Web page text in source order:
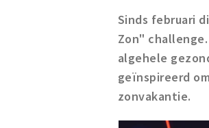
Sinds februari
Zon"
algehele
geïnspireerd
zonvakantie.